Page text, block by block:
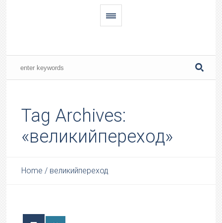
Tag Archives:
«великийпереход»
Home / великийпереход